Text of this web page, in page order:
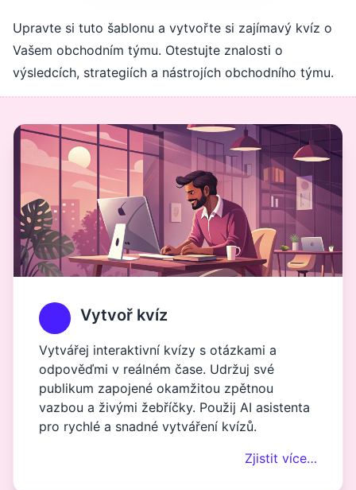
Upravte si tuto šablonu a vytvořte si zajímavý kvíz o
Vašem obchodním týmu. Otestujte znalosti o
výsledcích, strategiích a nástrojích obchodního týmu.
Vytvoř kvíz
Vytvářej interaktivní kvízy s otázkami a
odpověďmi v reálném čase. Udržuj své
publikum zapojené okamžitou zpětnou
vazbou a živými žebříčky. Použij AI asistenta
pro rychlé a snadné vytváření kvízů.
Zjistit více…